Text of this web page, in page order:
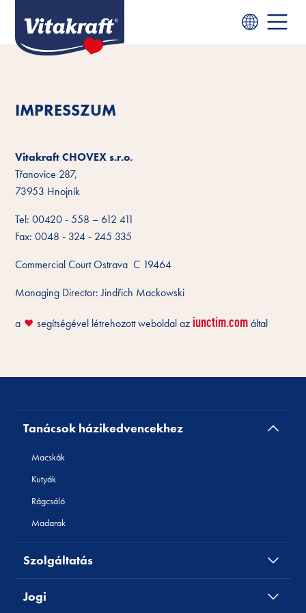
IMPRESSZUM
Vitakraft CHOVEX s.r.o.
Třanovice 287,
73953 Hnojník
Tel: 00420 - 558 – 612 411
Fax: 0048 - 324 - 245 335
Commercial Court Ostrava C 19464
Managing Director: Jindřich Mackowski
a ❤️ segítségével létrehozott weboldal az iunctim.comáltal
Tanácsok házikedvencekhez
Macskák
Kutyák
Rágcsáló
Madarak
Szolgáltatás
Jogi